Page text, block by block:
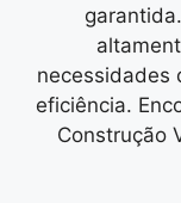
necessidades
eficiência.
Construção